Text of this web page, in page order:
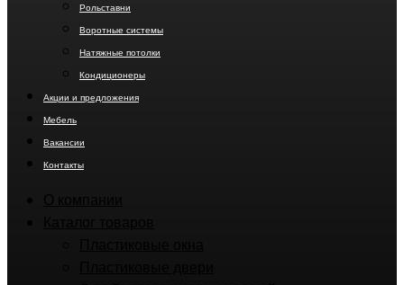
Рольставни
Воротные системы
Натяжные потолки
Кондиционеры
Акции и предложения
Мебель
Вакансии
Контакты